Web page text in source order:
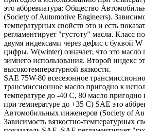
это аббревиатура: Общество
(Society of Automotive Engineers).
температурных свойств это и есть
регламентирует "густоту" масла. Класс
двумя индексами через дефис с буквой W
цифры. W(winter) означает, что это масло
зимнего использования. Второй индекс
высокотемпературной вязкости.
SAE 75W-80 всесезонное
трансмиссионное масло пригодно к
температуре до -40 С, 80 масло пригодно
при температуре до +35 С) SAE это
Автомобильных инженеров (Society of
Зависимость вязкостно-температурных